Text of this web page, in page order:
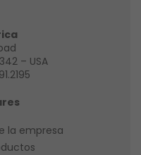
– USA
la empresa